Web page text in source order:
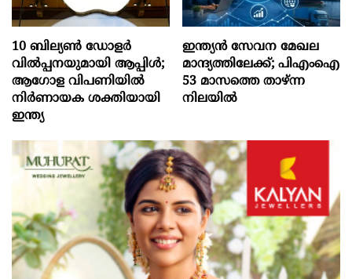
10 ബില്യൺ ഡോളർ
വിൽപ്പനയുമായി ആപ്പിൾ;
ആഗോള വിപണിയിൽ
നിർണായക ശക്തിയായി
ഇന്ത്യ
ഇന്ത്യൻ സേവന മേഖല
മാന്ദ്യത്തിലേക്ക്; പിഎംഐ
53 മാസത്തെ താഴ്ന്ന
നിലയില്‍